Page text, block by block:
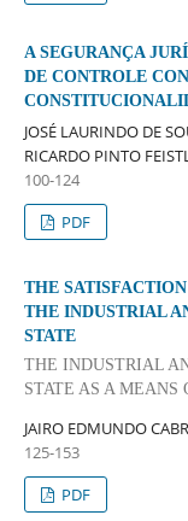
A SEGURANÇA
DE CONTROLE
JOSÉ LAURINDO DE
RICARDO PINTO
100-124
PDF
THE
THE INDUSTRIAL
STATE
THE INDUSTRIAL
STATE AS A
JAIRO EDMUNDO
125-153
PDF